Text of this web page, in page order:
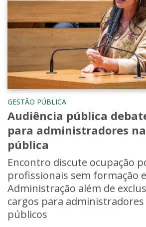
GESTÃO PÚBLICA
Audiência pública
para administradores
pública
Encontro discute ocupação
profissionais sem formação
Administração além de
cargos para
públicos